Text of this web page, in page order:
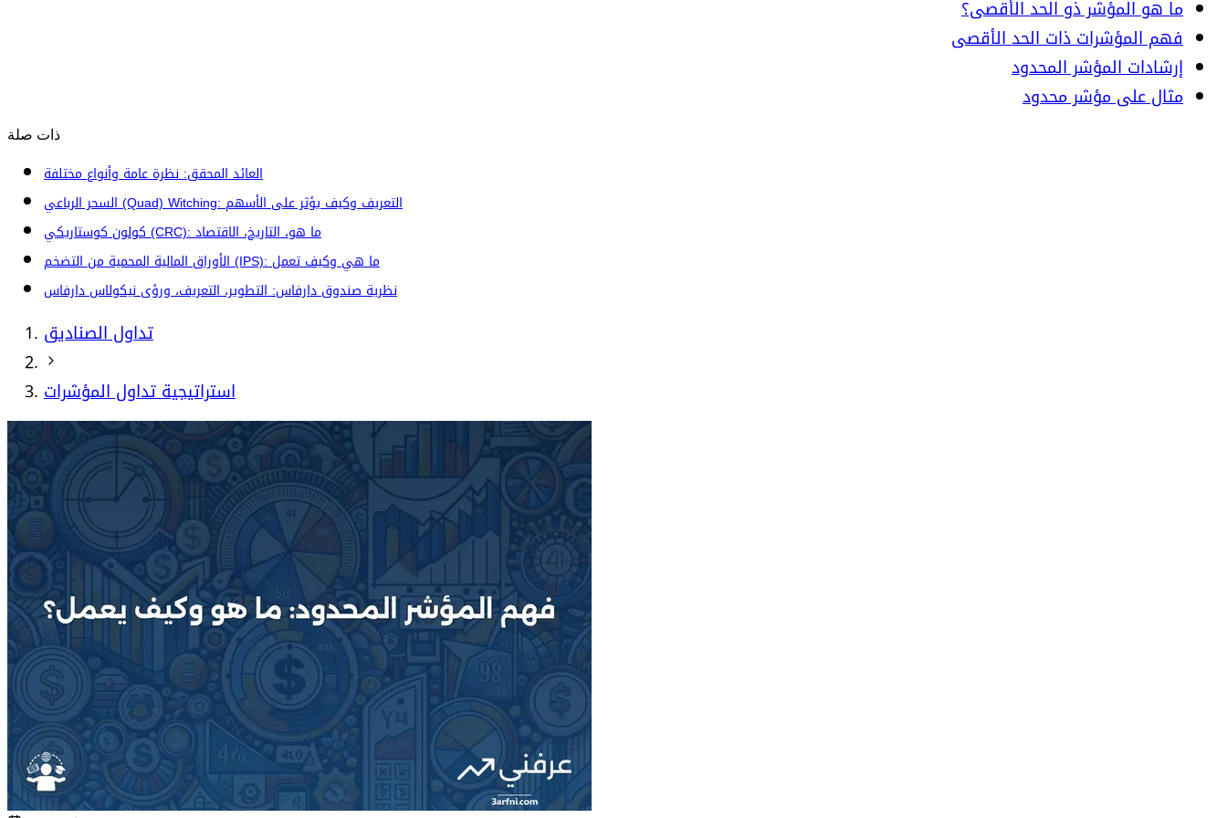
ما هو المؤشر ذو الحد الأقصى؟
فهم المؤشرات ذات الحد الأقصى
إرشادات المؤشر المحدود
مثال على مؤشر محدود
ذات صلة
العائد المحقق: نظرة عامة وأنواع مختلفة
السحر الرباعي (Quad) Witching: التعريف وكيف يؤثر على الأسهم
كولون كوستاريكي (CRC): ما هو، التاريخ، الاقتصاد
الأوراق المالية المحمية من التضخم (IPS): ما هي وكيف تعمل
نظرية صندوق دارفاس: التطوير، التعريف، ورؤى نيكولاس دارفاس
تداول الصناديق
استراتيجية تداول المؤشرات